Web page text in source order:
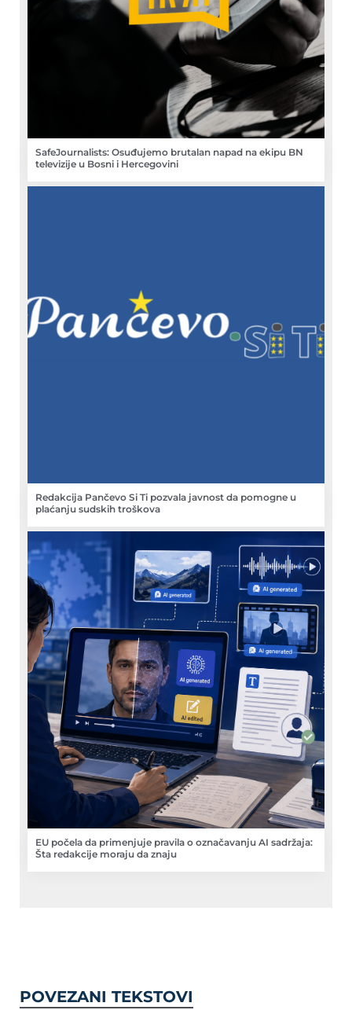
SafeJournalists: Osuđujemo brutalan napad na ekipu BN
televizije u Bosni i Hercegovini
Redakcija Pančevo Si Ti pozvala javnost da pomogne u
plaćanju sudskih troškova
EU počela da primenjuje pravila o označavanju AI sadržaja:
Šta redakcije moraju da znaju
POVEZANI TEKSTOVI